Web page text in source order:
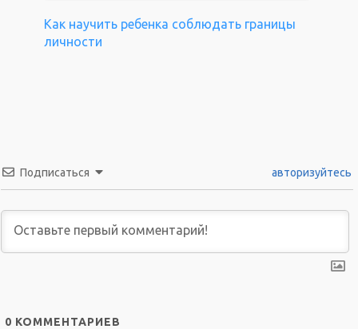
Как научить ребенка соблюдать границы
личности
Подписаться авторизуйтесь
0 КОММЕНТАРИЕВ